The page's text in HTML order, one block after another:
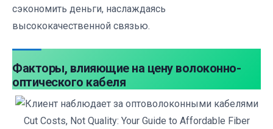
сэкономить деньги, наслаждаясь
высококачественной связью.
Факторы, влияющие на цену волоконно-
оптического кабеля
Cut Costs, Not Quality: Your Guide to Affordable Fiber